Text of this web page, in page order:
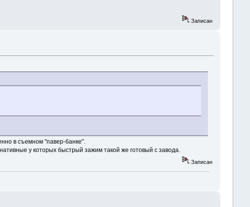
Записан
в съемном "павер-банке".
у которых быстрый зажим такой же готовый с завода.
Записан